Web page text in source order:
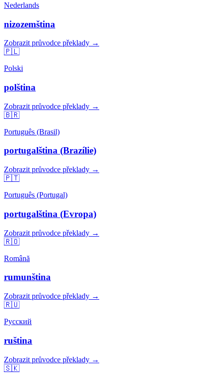
Nederlands
nizozemština
Zobrazit průvodce překlady →
🇵🇱
Polski
polština
Zobrazit průvodce překlady →
🇧🇷
Português (Brasil)
portugalština (Brazílie)
Zobrazit průvodce překlady →
🇵🇹
Português (Portugal)
portugalština (Evropa)
Zobrazit průvodce překlady →
🇷🇴
Română
rumunština
Zobrazit průvodce překlady →
🇷🇺
Русский
ruština
Zobrazit průvodce překlady →
🇸🇰